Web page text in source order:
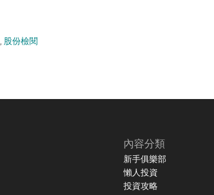
股份檢閱
內容分類
新手俱樂部
懶人投資
投資攻略